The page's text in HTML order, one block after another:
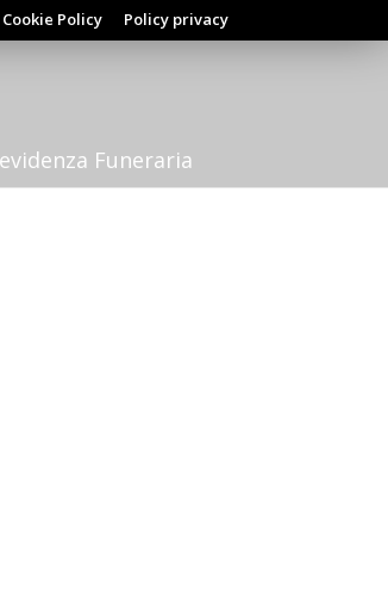
Cookie Policy Policy privacy
Funeraria